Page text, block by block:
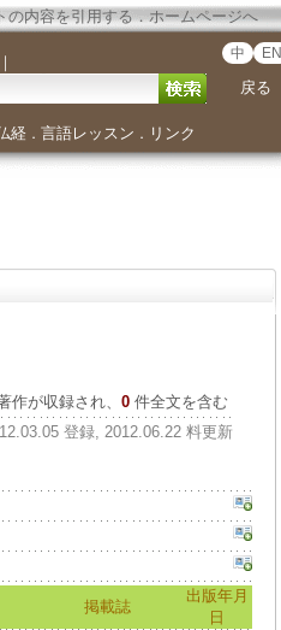
の内容を引用する．ホームページへ
｜ 中 EN
戻る
経． 言語レッスン ． リンク
作が収録され、 0件全文を含む
登録, 2012.06.22 料更新
掲載誌
出版年月
日